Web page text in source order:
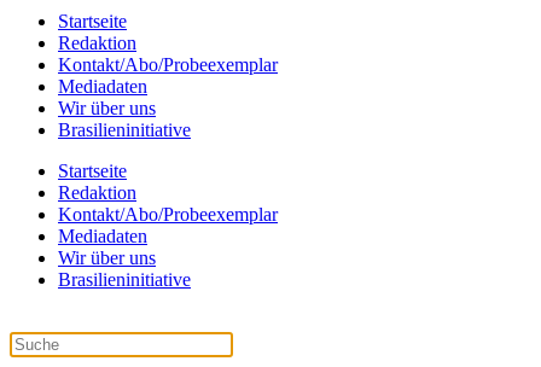
Startseite
Redaktion
Kontakt/Abo/Probeexemplar
Mediadaten
Wir über uns
Brasilieninitiative
Startseite
Redaktion
Kontakt/Abo/Probeexemplar
Mediadaten
Wir über uns
Brasilieninitiative